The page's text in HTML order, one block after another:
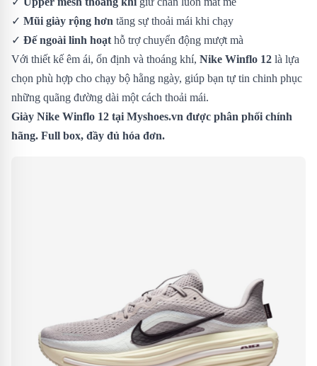
✓ Mũi giày rộng hơn tăng sự thoải mái khi chạy
✓ Đế ngoài linh hoạt hỗ trợ chuyển động mượt mà
Với thiết kế êm ái, ổn định và thoáng khí, Nike Winflo 12 là lựa
chọn phù hợp cho chạy bộ hằng ngày, giúp bạn tự tin chinh phục
những quãng đường dài một cách thoải mái.
Giày Nike Winflo 12 tại Myshoes.vn được phân phối chính
hãng. Full box, đầy đủ hóa đơn.